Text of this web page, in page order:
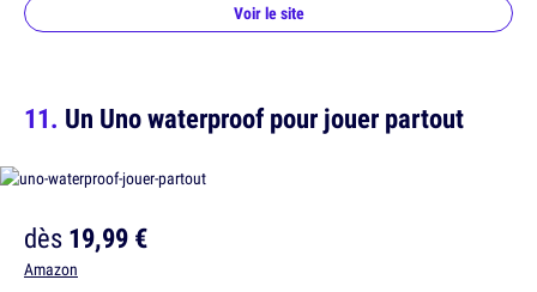
Voir le site
Un Uno waterproof pour jouer partout
dès19,99 €
Amazon